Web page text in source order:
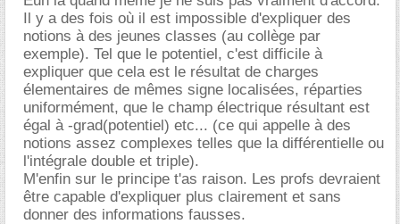
Il y a des fois où il est impossible d'expliquer des
notions à des jeunes classes (au collège par
exemple). Tel que le potentiel, c'est difficile à
expliquer que cela est le résultat de charges
élementaires de mêmes signe localisées, réparties
uniformément, que le champ électrique résultant est
égal à -grad(potentiel) etc... (ce qui appelle à des
notions assez complexes telles que la différentielle ou
l'intégrale double et triple).
M'enfin sur le principe t'as raison. Les profs devraient
être capable d'expliquer plus clairement et sans
donner des informations fausses.